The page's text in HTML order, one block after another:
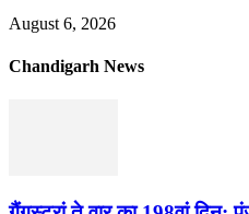
August 6, 2026
Chandigarh News